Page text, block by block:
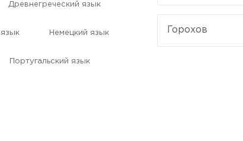
Древнегреческий язык
Немецкий язык
Португальский язык
Горохов